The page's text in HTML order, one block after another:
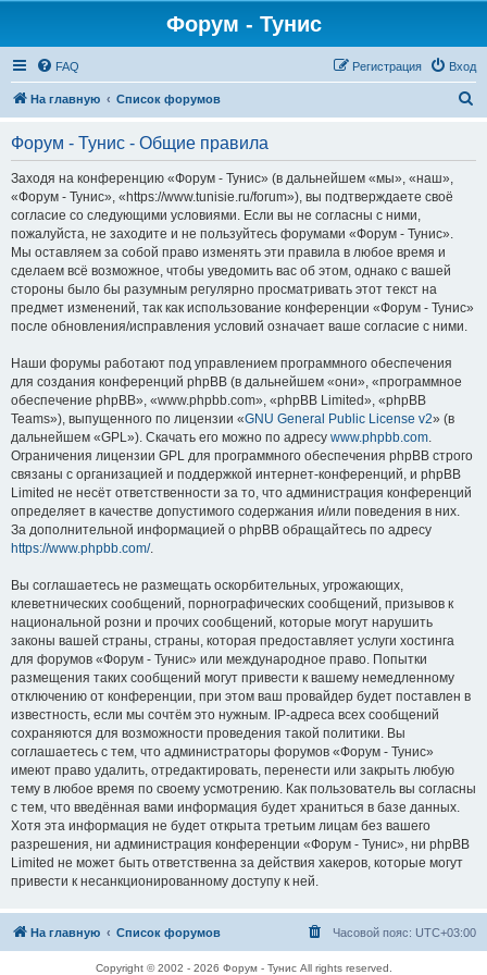
Форум - Тунис
FAQ Вход
Регистрация
На главную Список форумов
Форум - Тунис - Общие правила
Заходя на конференцию «Форум - Тунис» (в дальнейшем «мы», «наш»,
«Форум - Тунис», «https://www.tunisie.ru/forum»), вы подтверждаете своё
согласие со следующими условиями. Если вы не согласны с ними,
пожалуйста, не заходите и не пользуйтесь форумами «Форум - Тунис».
Мы оставляем за собой право изменять эти правила в любое время и
сделаем всё возможное, чтобы уведомить вас об этом, однако с вашей
стороны было бы разумным регулярно просматривать этот текст на
предмет изменений, так как использование конференции «Форум - Тунис»
после обновления/исправления условий означает ваше согласие с ними.
Наши форумы работают под управлением программного обеспечения
для создания конференций phpBB (в дальнейшем «они», «программное
обеспечение phpBB», «www.phpbb.com», «phpBB Limited», «phpBB
Teams»), выпущенного по лицензии «GNU General Public License v2» (в
дальнейшем «GPL»). Скачать его можно по адресу www.phpbb.com.
Ограничения лицензии GPL для программного обеспечения phpBB строго
связаны с организацией и поддержкой интернет-конференций, и phpBB
Limited не несёт ответственности за то, что администрация конференций
определяет в качестве допустимого содержания и/или поведения в них.
За дополнительной информацией о phpBB обращайтесь по адресу
https://www.phpbb.com/.
Вы соглашаетесь не размещать оскорбительных, угрожающих,
клеветнических сообщений, порнографических сообщений, призывов к
национальной розни и прочих сообщений, которые могут нарушить
законы вашей страны, страны, которая предоставляет услуги хостинга
для форумов «Форум - Тунис» или международное право. Попытки
размещения таких сообщений могут привести к вашему немедленному
отключению от конференции, при этом ваш провайдер будет поставлен в
известность, если мы сочтём это нужным. IP-адреса всех сообщений
сохраняются для возможности проведения такой политики. Вы
соглашаетесь с тем, что администраторы форумов «Форум - Тунис»
имеют право удалить, отредактировать, перенести или закрыть любую
тему в любое время по своему усмотрению. Как пользователь вы согласны
с тем, что введённая вами информация будет храниться в базе данных.
Хотя эта информация не будет открыта третьим лицам без вашего
разрешения, ни администрация конференции «Форум - Тунис», ни phpBB
Limited не может быть ответственна за действия хакеров, которые могут
привести к несанкционированному доступу к ней.
На главную Список форумов Часовой пояс: UTC+03:00
Copyright © 2002 - 2026 Форум - Тунис All rights reserved.